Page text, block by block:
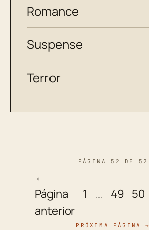
Romance
Suspense
Terror
PÁGINA 52 DE 52
←
Página
anterior
1 … 49 50
PRÓXIMA PÁGINA →